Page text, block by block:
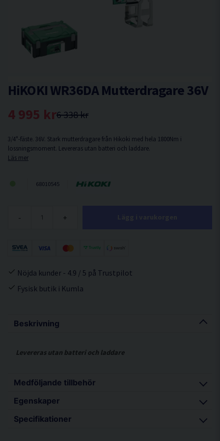
Beskrivning
Levereras utan batteri och laddare
Medföljande tillbehör
Stödhandtag
Stapelbar förvaringsväska (HSC2)
Egenskaper
Stark ”heavy duty” maskin med 1.100 Nm i
Specifikationer
HiKOKI WR36DA Mutterdragare 36V
6 338 kr
4 995 kr
3/4"-fäste. 36V. Stark mutterdragare från Hikoki med hela 1800Nm i
lossningsmoment. Levereras utan batteri och laddare.
Läs mer
68010545
- +
Nöjda kunder - 4.9 / 5 på Trustpilot
Fysisk butik i Kumla